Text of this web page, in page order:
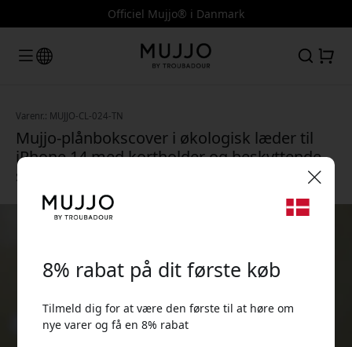
Officiel Mujjo® i Danmark
Varenr.: MUJJO-CL-024-TN
Mujjo-plånbokscover i økologisk læder til
iPhone 14 med kortholder og beskyttende
slankt design til hverdagsbrug - Tan
8% rabat på dit første køb
Tilmeld dig for at være den første til at høre om
nye varer og få en 8% rabat
🎉 Din rabatkode:
Brug denne kode ved kassen for at få 8% rabat.